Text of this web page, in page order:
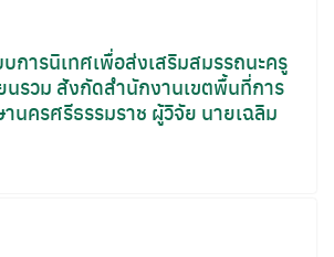
ารนิเทศเพื่อส่งเสริมสมรรถนะครู
นรวม สังกัดสำนักงานเขตพื้นที่การ
ครศรีธรรมราช ผู้วิจัย นายเฉลิม